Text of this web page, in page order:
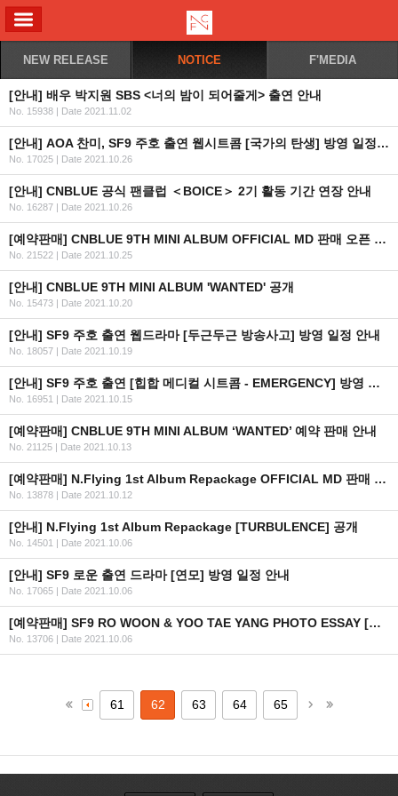
NEW RELEASE NOTICE F'MEDIA
[안내] 배우 박지원 SBS <너의 밤이 되어줄게> 출연 안내
No. 15938 | Date 2021.11.02
[안내] AOA 찬미, SF9 주호 출연 웹시트콤 [국가의 탄생] 방영 일정 안내 (수정)
No. 17025 | Date 2021.10.26
[안내] CNBLUE 공식 팬클럽 ＜BOICE＞ 2기 활동 기간 연장 안내
No. 16287 | Date 2021.10.26
[예약판매] CNBLUE 9TH MINI ALBUM OFFICIAL MD 판매 오픈 안내
No. 21522 | Date 2021.10.25
[안내] CNBLUE 9TH MINI ALBUM 'WANTED' 공개
No. 15473 | Date 2021.10.20
[안내] SF9 주호 출연 웹드라마 [두근두근 방송사고] 방영 일정 안내
No. 18057 | Date 2021.10.19
[안내] SF9 주호 출연 [힙합 메디컬 시트콤 - EMERGENCY] 방영 일정 안내
No. 16951 | Date 2021.10.15
[예약판매] CNBLUE 9TH MINI ALBUM ‘WANTED’ 예약 판매 안내
No. 21125 | Date 2021.10.13
[예약판매] N.Flying 1st Album Repackage OFFICIAL MD 판매 오픈 안내
No. 13878 | Date 2021.10.12
[안내] N.Flying 1st Album Repackage [TURBULENCE] 공개
No. 14501 | Date 2021.10.06
[안내] SF9 로운 출연 드라마 [연모] 방영 일정 안내
No. 17065 | Date 2021.10.06
[예약판매] SF9 RO WOON & YOO TAE YANG PHOTO ESSAY [ME, ANOTHER ME] 예약판매 안내
No. 13706 | Date 2021.10.06
61 62 63 64 65